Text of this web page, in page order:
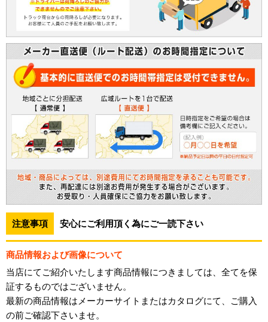
注意事項 安心にご利用頂く為にご一読下さい
商品情報および画像について
当店にてご紹介いたします商品情報につきましては、全てを保
証するものではございません。
最新の商品情報はメーカーサイトまたはカタログにて、ご購入
の前ご確認下さいませ。